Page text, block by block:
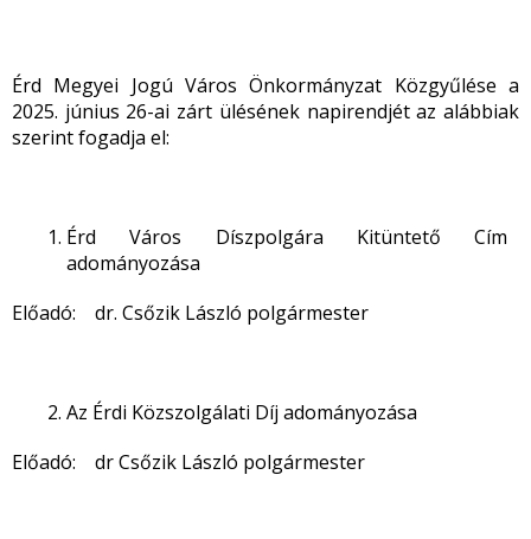
Érd Megyei Jogú Város Önkormányzat Közgyűlése a
2025. június 26-ai zárt ülésének napirendjét az alábbiak
szerint fogadja el:
Érd Város Díszpolgára Kitüntető Cím
adományozása
Előadó: dr. Csőzik László polgármester
Az Érdi Közszolgálati Díj adományozása
Előadó: dr Csőzik László polgármester